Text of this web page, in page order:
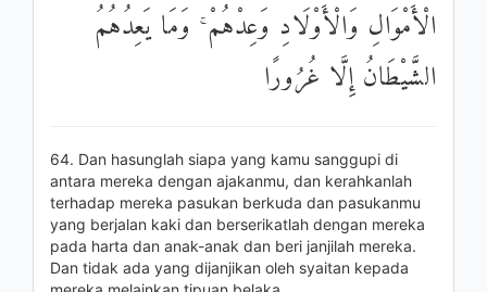
الْأَمْوَالِ وَالْأَوْلَادِ وَعِدْهُمْ ۚ وَمَا يَعِدُهُمُ
الشَّيْطَانُ إِلَّا غُرُورًا
64. Dan hasunglah siapa yang kamu sanggupi di
antara mereka dengan ajakanmu, dan kerahkanlah
terhadap mereka pasukan berkuda dan pasukanmu
yang berjalan kaki dan berserikatlah dengan mereka
pada harta dan anak-anak dan beri janjilah mereka.
Dan tidak ada yang dijanjikan oleh syaitan kepada